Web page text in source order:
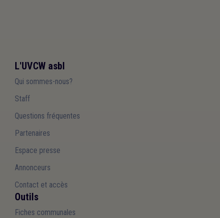
L'UVCW asbl
Qui sommes-nous?
Staff
Questions fréquentes
Partenaires
Espace presse
Annonceurs
Contact et accès
Outils
Fiches communales